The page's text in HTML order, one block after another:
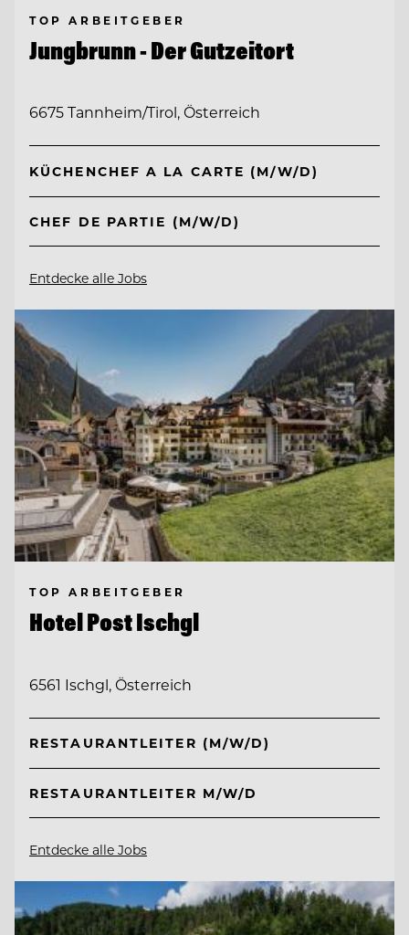
TOP ARBEITGEBER
Jungbrunn - Der Gutzeitort
6675 Tannheim/Tirol, Österreich
KÜCHENCHEF A LA CARTE (M/W/D)
CHEF DE PARTIE (M/W/D)
Entdecke alle Jobs
TOP ARBEITGEBER
Hotel Post Ischgl
6561 Ischgl, Österreich
RESTAURANTLEITER (M/W/D)
RESTAURANTLEITER M/W/D
Entdecke alle Jobs